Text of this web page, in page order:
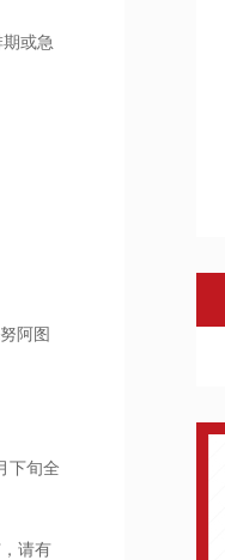
或急
阿图
下旬全
请有